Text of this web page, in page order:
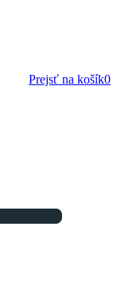
Prejsť na košík0